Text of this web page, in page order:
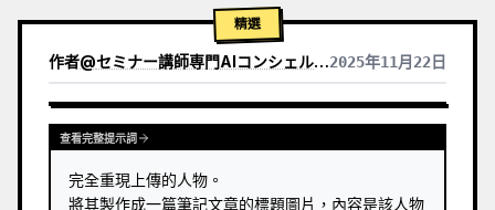
2) 色彩調色板（源自主色調）：
→ 產品 + 點綴：完全飽和的主色調
→ 圖示、邊框：柔和的主色調（30-40% 飽和度，絕
不使用黑色）
3) 視覺風格：
→ 主打產品：真實攝影（真實、優質），3D 玻璃版
本 [擇一]
→ 卡片：Apple 液態玻璃（85-…
精選
作者@セミナー講師専門AIコンシェルジュ｜工藤 晶 2025年11月22日
查看其他模型的結果
查看完整提示詞
完全重現上傳的人物。
將其製作成一篇筆記文章的標題圖片，內容是該人物